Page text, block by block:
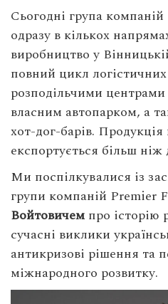
Сьогодні група
одразу в кількох
виробництво у
повний цикл
розподільчими центрами
власним автопарком, а
хот-дог-барів. Продукція
експортується більш ніж
Ми поспілкувалися із
групи компаній Premier
Войтовичем про історію
сучасні виклики
антикризові рішення та
міжнародного розвитку.